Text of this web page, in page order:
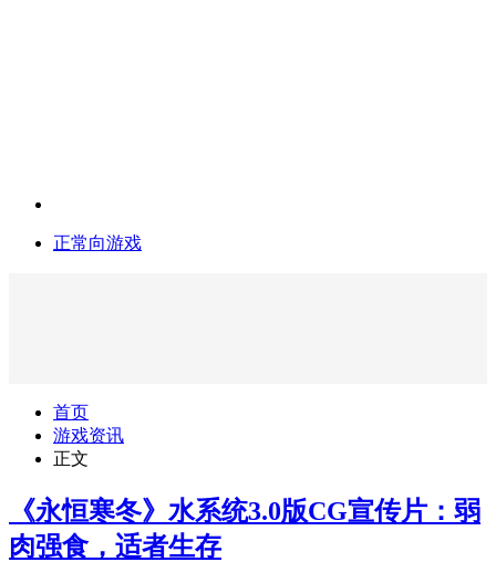
正常向游戏
首页
游戏资讯
正文
《永恒寒冬》水系统3.0版CG宣传片：弱
肉强食，适者生存